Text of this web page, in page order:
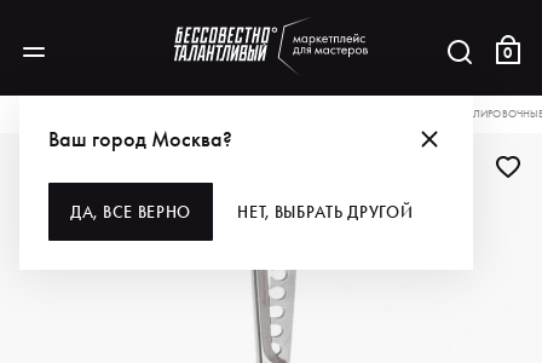
0
Ваш город Москва?
ДА, ВСЕ ВЕРНО НЕТ, ВЫБРАТЬ ДРУГОЙ
KIEPE НОЖНИЦЫ ФИЛИРОВОЧНЫЕ